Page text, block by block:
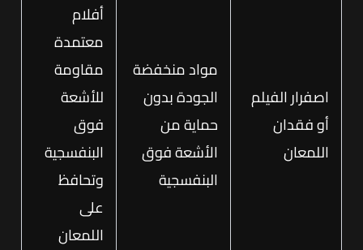
اصفرار الفيلم
أو فقدان
اللمعان
مواد منخفضة
الجودة بدون
حماية من
الأشعة فوق
البنفسجية
أفلام
معتمدة
مقاومة
للأشعة
فوق
البنفسجية
وتحافظ
على
اللمعان